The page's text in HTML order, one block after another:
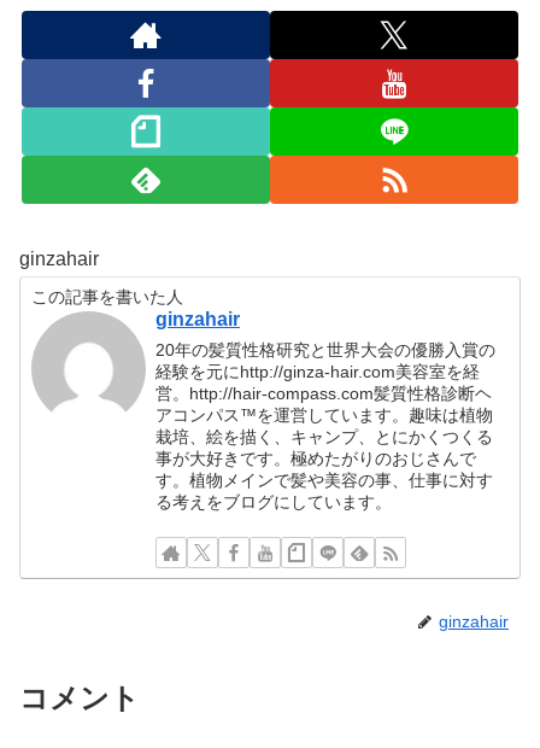
ginzahair
この記事を書いた人
ginzahair
20年の髪質性格研究と世界大会の優勝入賞の
経験を元にhttp://ginza-hair.com美容室を経
営。http://hair-compass.com髪質性格診断ヘ
アコンパス™︎を運営しています。趣味は植物
栽培、絵を描く、キャンプ、とにかくつくる
事が大好きです。極めたがりのおじさんで
す。植物メインで髪や美容の事、仕事に対す
る考えをブログにしています。
ginzahair
コメント